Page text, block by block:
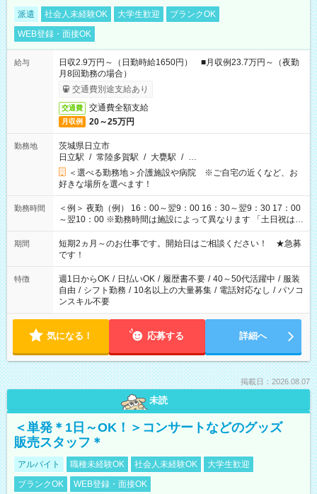
派遣 社会人未経験OK 大学生歓迎
ブランクOK
WEB登録・面接OK
給与
日収2.9万円～（日勤時給1650円） ■月収例23.7万円～（夜勤
月8回勤務の場合）
交通費別途支給あり
交通費 交通費全額支給
月収例 20～25万円
勤務地
茨城県日立市
日立駅 / 常陸多賀駅 / 大甕駅 / …
＜選べる勤務地＞介護施設や病院 ※ご自宅の近くなど、お
好きな場所を選べます！
勤務時間
＜例＞ 夜勤（例） 16：00～翌9：00 16：30～翌9：30 17：00
～翌10：00 ※勤務時間は施設によって異なります 「土日祝は休
みたい」 「しっかり稼ぎたい」 「もう少し遅い時間から始めた
い」など ご希望にあったお仕事をご案内いたします。 ※未経験
の方の場合は1～2ヶ月間は日中での仕事を経験いただき、 お
仕事に慣れてからの夜勤になります。 ★家庭の都合でお休みが
必要な場合も遠慮なくご相談ください。
期間
短期2ヵ月～のお仕事です。開始日はご相談ください！ ★急募
です！
特徴 週1日からOK / 日払いOK / 履歴書不要 / 40～50代活躍中 / 服装
自由 / シフト勤務 / 10名以上の大量募集 / 電話対応なし / パソコ
ンスキル不要
気になる！ 応募する 詳細へ
掲載日：2026.08.07
未読
＜単発＊1日～OK！＞コンサートなどのグッズ
販売スタッフ＊
アルバイト 職種未経験OK 社会人未経験OK
大学生歓迎
ブランクOK
WEB登録・面接OK